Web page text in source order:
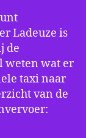
Ladeuze is
de
weten wat er
taxi naar
van de